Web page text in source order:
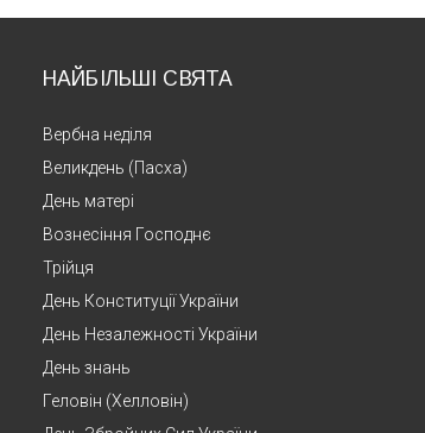
НАЙБІЛЬШІ СВЯТА
Вербна неділя
Великдень (Пасха)
День матері
Вознесіння Господнє
Трійця
День Конституції України
День Незалежності України
День знань
Геловін (Хелловін)